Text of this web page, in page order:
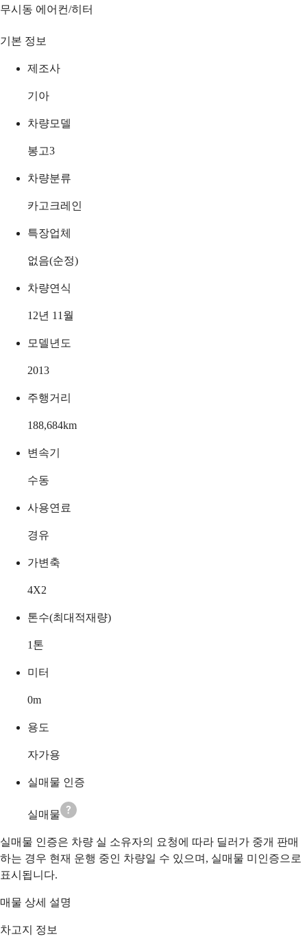
무시동 에어컨/히터
기본 정보
제조사
기아
차량모델
봉고3
차량분류
카고크레인
특장업체
없음(순정)
차량연식
12년 11월
모델년도
2013
주행거리
188,684km
변속기
수동
사용연료
경유
가변축
4X2
톤수(최대적재량)
1 톤
미터
0m
용도
자가용
실매물 인증
실매물
실매물 인증은 차량 실 소유자의 요청에 따라 딜러가 중개 판매
하는 경우 현재 운행 중인 차량일 수 있으며, 실매물 미인증으로
표시됩니다.
매물 상세 설명
차고지 정보